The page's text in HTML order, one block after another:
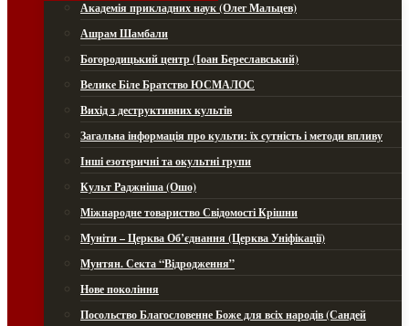
Академія прикладних наук (Олег Мальцев)
Ашрам Шамбали
Богородицький центр (Іоан Береславський)
Велике Біле Братство ЮСМАЛОС
Вихід з деструктивних культів
Загальна інформація про культи: їх сутність і методи впливу
Інші езотеричні та окультні групи
Культ Раджніша (Ошо)
Міжнародне товариство Свідомості Крішни
Муніти – Церква Об’єднання (Церква Уніфікації)
Мунтян. Секта “Відродження”
Нове покоління
Посольство Благословенне Боже для всіх народів (Сандей